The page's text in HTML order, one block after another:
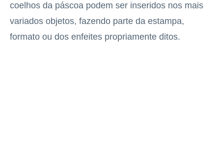
coelhos da páscoa podem ser inseridos nos mais
variados objetos, fazendo parte da estampa,
formato ou dos enfeites propriamente ditos.